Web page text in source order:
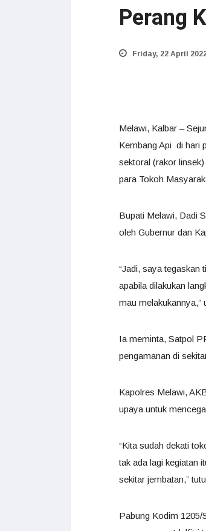
Perang
Friday, 22 April
Melawi, Kalbar –
Kembang Api di hari
sektoral (rakor
para Tokoh
Bupati Melawi, Dadi
oleh Gubernur dan
“Jadi, saya tegaskan
apabila dilakukan
mau melakukannya,”
Ia meminta, Satpol
pengamanan di
Kapolres Melawi,
upaya untuk
“Kita sudah dekati
tak ada lagi kegiatan
sekitar jembatan,”
Pabung Kodim